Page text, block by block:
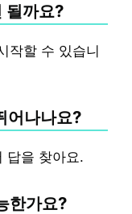
될까요?
작할 수 있습니
어나나요?
답을 찾아요.
한가요?